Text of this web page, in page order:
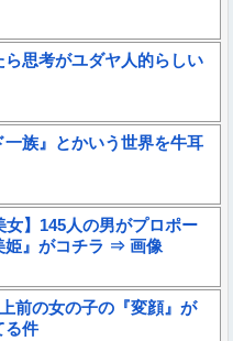
ら思考がユダヤ人的らしい
一族』とかいう世界を牛耳
女】145人の男がプロポー
姫』がコチラ ⇒ 画像
前の女の子の『変顔』が
る件